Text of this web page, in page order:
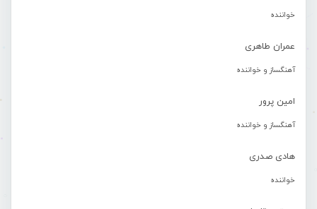
خواننده
عمران طاهری
آهنگساز و خواننده
امین پرور
آهنگساز و خواننده
هادی صدری
خواننده